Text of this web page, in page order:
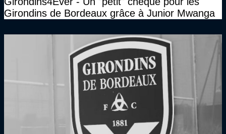
Girondins de Bordeaux grâce à Junior Mwanga